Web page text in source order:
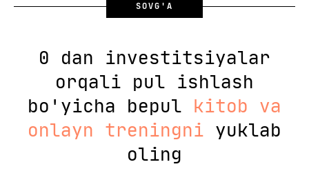
SOVG'A
0 dan investitsiyalar
orqali pul ishlash
bo'yicha bepul kitob va
onlayn treningni yuklab
oling